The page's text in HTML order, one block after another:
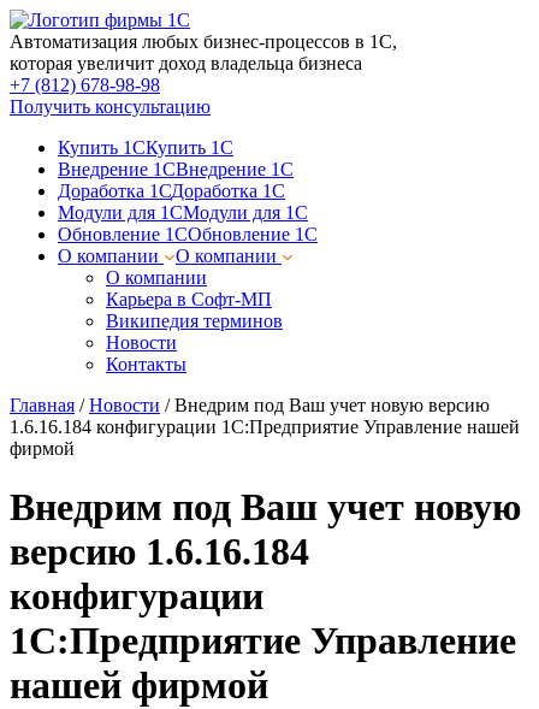
Автоматизация любых бизнес-процессов в 1С,
которая увеличит доход владельца бизнеса
+7 (812) 678-98-98
Получить консультацию
Купить 1СКупить 1С
Внедрение 1СВнедрение 1С
Доработка 1СДоработка 1С
Модули для 1СМодули для 1С
Обновление 1СОбновление 1С
О компании
О компании
О компании
Карьера в Софт-МП
Википедия терминов
Новости
Контакты
Главная /Новости /Внедрим под Ваш учет новую версию
1.6.16.184 конфигурации 1С:Предприятие Управление нашей
фирмой
Внедрим под Ваш учет новую
версию 1.6.16.184
конфигурации
1С:Предприятие Управление
нашей фирмой